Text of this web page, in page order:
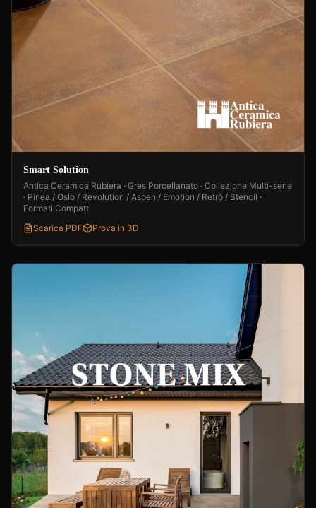
Smart Solution
Antica Ceramica Rubiera · Gres Porcellanato · Collezione Multi-serie
· Pinea / Oslo / Revolution / Aspen / Emotion / Retrò / Stencil ·
Formati Compatti
Scarica PDF
Prova in 3D